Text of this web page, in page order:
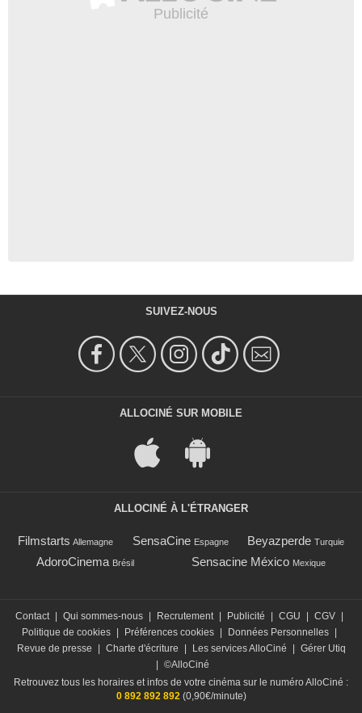
SUIVEZ-NOUS
ALLOCINÉ SUR MOBILE
ALLOCINÉ À L'ÉTRANGER
Filmstarts Allemagne SensaCine Espagne Beyazperde Turquie
AdoroCinema Brésil Sensacine México Mexique
Contact Qui sommes-nous Recrutement Publicité CGU CGV
Politique de cookies
Préférences cookies Données Personnelles
Revue de presse
Charte d'écriture Les services AlloCiné
Gérer Utiq
©AlloCiné
Retrouvez tous les horaires et infos de votre cinéma sur le numéro AlloCiné :
0 892 892 892(0,90€/minute)